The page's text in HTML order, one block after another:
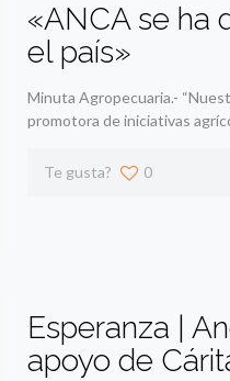
«ANCA se ha
el país»
Minuta Agropecuaria.-
promotora de iniciativas
Te gusta? 0
Esperanza |
apoyo de